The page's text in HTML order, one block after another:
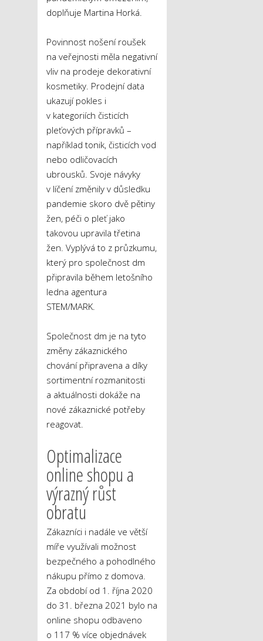
doplňuje Martina Horká.
Povinnost nošení roušek
na veřejnosti měla negativní
vliv na prodeje dekorativní
kosmetiky. Prodejní data
ukazují pokles i
v kategoriích čisticích
pleťových přípravků –
například tonik, čisticích vod
nebo odličovacích
ubrousků. Svoje návyky
v líčení změnily v důsledku
pandemie skoro dvě pětiny
žen, péči o pleť jako
takovou upravila třetina
žen. Vyplývá to z průzkumu,
který pro společnost dm
připravila během letošního
ledna agentura
STEM/MARK.
Společnost dm je na tyto
změny zákaznického
chování připravena a díky
sortimentní rozmanitosti
a aktuálnosti dokáže na
nové zákaznické potřeby
reagovat.
Optimalizace
online shopu a
výrazný růst
obratu
Zákazníci i nadále ve větší
míře využívali možnost
bezpečného a pohodlného
nákupu přímo z domova.
Za období od 1. října 2020
do 31. března 2021 bylo na
online shopu odbaveno
o 117 % více objednávek